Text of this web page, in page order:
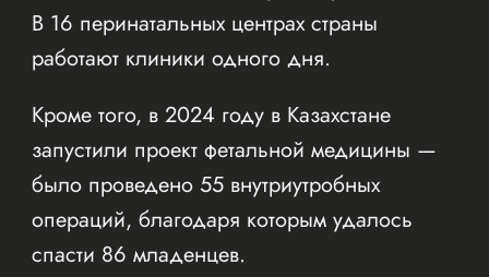
В 16 перинатальных центрах страны
работают клиники одного дня.
Кроме того, в 2024 году в Казахстане
запустили проект фетальной медицины —
было проведено 55 внутриутробных
операций, благодаря которым удалось
спасти 86 младенцев.